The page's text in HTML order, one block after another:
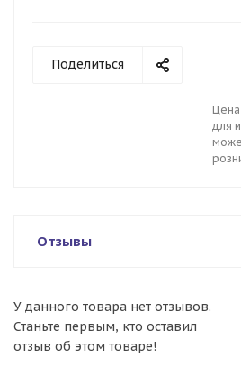
Поделиться
Цена
для
Отзывы
У данного товара нет отзывов.
Станьте первым, кто оставил
отзыв об этом товаре!